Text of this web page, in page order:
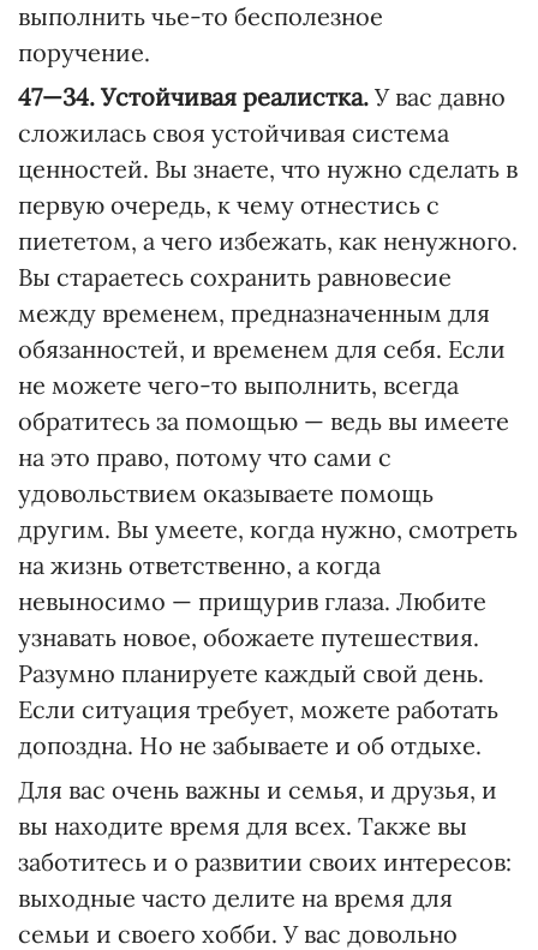
выполнить чье-то бесполезное
поручение.
47—34. Устойчивая реалистка. У вас давно
сложилась своя устойчивая система
ценностей. Вы знаете, что нужно сделать в
первую очередь, к чему отнестись с
пиететом, а чего избежать, как ненужного.
Вы стараетесь сохранить равновесие
между временем, предназначенным для
обязанностей, и временем для себя. Если
не можете чего-то выполнить, всегда
обратитесь за помощью — ведь вы имеете
на это право, потому что сами с
удовольствием оказываете помощь
другим. Вы умеете, когда нужно, смотреть
на жизнь ответственно, а когда
невыносимо — прищурив глаза. Любите
узнавать новое, обожаете путешествия.
Разумно планируете каждый свой день.
Если ситуация требует, можете работать
допоздна. Но не забываете и об отдыхе.
Для вас очень важны и семья, и друзья, и
вы находите время для всех. Также вы
заботитесь и о развитии своих интересов:
выходные часто делите на время для
семьи и своего хобби. У вас довольно